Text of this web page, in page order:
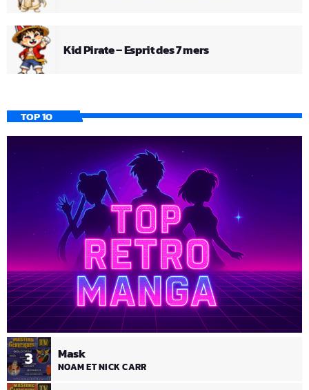
Kid Pirate – Esprit des 7 mers
TOP 10
3 Mask
NOAM ET NICK CARR